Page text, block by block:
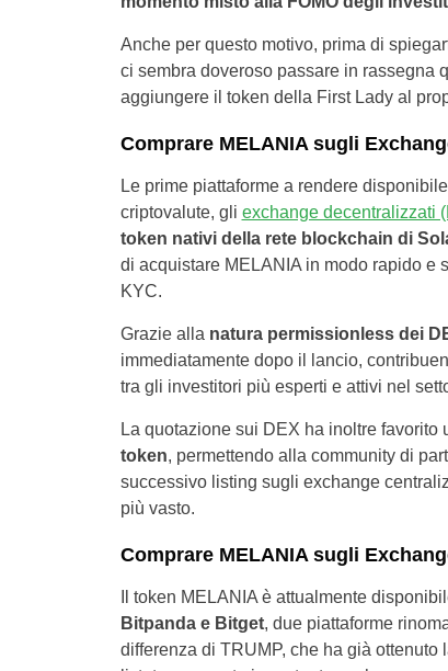
Anche per questo motivo, prima di
ci sembra doveroso passare in rassegna
aggiungere il token della First Lady al
Comprare MELANIA sugli
Le prime piattaforme a rendere
criptovalute, gli exchange decentralizzati
token nativi della rete blockchain di
di acquistare MELANIA in modo rapido e
KYC.
Grazie alla natura permissionless dei
immediatamente dopo il lancio,
tra gli investitori più esperti e attivi nel
La quotazione sui DEX ha inoltre favorito
token, permettendo alla community di
successivo listing sugli exchange
più vasto.
Comprare MELANIA sugli
Il token MELANIA è attualmente
Bitpanda e Bitget, due piattaforme
differenza di TRUMP, che ha già